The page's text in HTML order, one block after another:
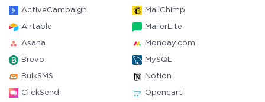
ActiveCampaign MailChimp
Airtable MailerLite
Asana Monday.com
Brevo MySQL
BulkSMS Notion
ClickSend Opencart